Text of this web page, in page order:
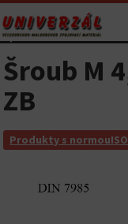
Šroub M
ZB
Produkty s normouISO